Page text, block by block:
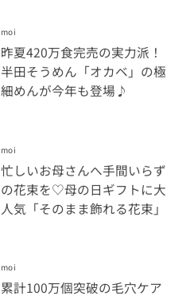
moi
昨夏420万食完売の実力派！
半田そうめん「オカベ」の極
細めんが今年も登場♪
moi
忙しいお母さんへ手間いらず
の花束を♡母の日ギフトに大
人気「そのまま飾れる花束」
moi
累計100万個突破の毛穴ケア